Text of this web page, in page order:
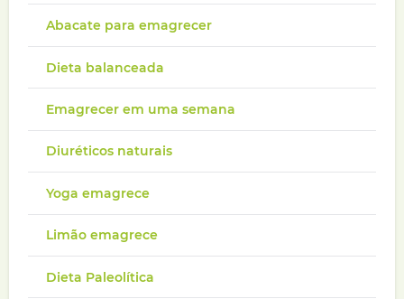
Abacate para emagrecer
Dieta balanceada
Emagrecer em uma semana
Diuréticos naturais
Yoga emagrece
Limão emagrece
Dieta Paleolítica